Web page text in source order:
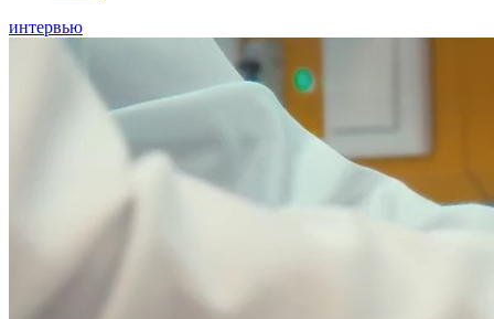
интервью